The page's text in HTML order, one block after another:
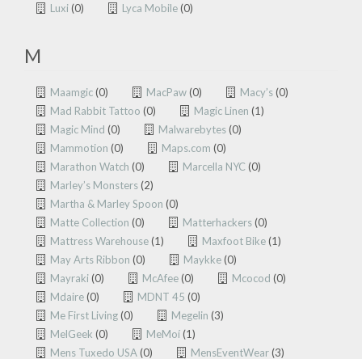
Luxi(0) Lyca Mobile(0)
M
Maamgic(0) MacPaw(0) Macy’s(0)
Mad Rabbit Tattoo (0) Magic Linen (1)
Magic Mind (0) Malwarebytes(0)
Mammotion (0) Maps.com (0)
Marathon Watch (0) Marcella NYC(0)
Marley’s Monsters(2)
Martha & Marley Spoon (0)
Matte Collection (0) Matterhackers(0)
Mattress Warehouse(1) Maxfoot Bike(1)
May Arts Ribbon (0) Maykke(0)
Mayraki(0) McAfee(0) Mcocod (0)
Mdaire(0) MDNT 45 (0)
Me First Living(0) Megelin (3)
MelGeek (0) MeMoí(1)
Mens Tuxedo USA (0) MensEventWear(3)